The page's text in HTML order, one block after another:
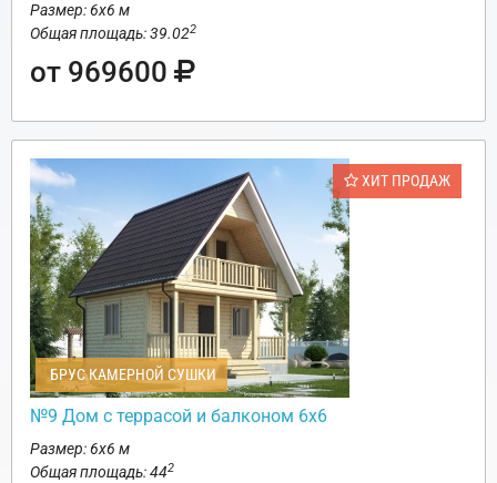
Размер: 6х6 м
Общая площадь: 39.022
от 969600
ХИТ ПРОДАЖ
БРУС КАМЕРНОЙ СУШКИ
№9 Дом с террасой и балконом 6х6
Размер: 6х6 м
Общая площадь: 442